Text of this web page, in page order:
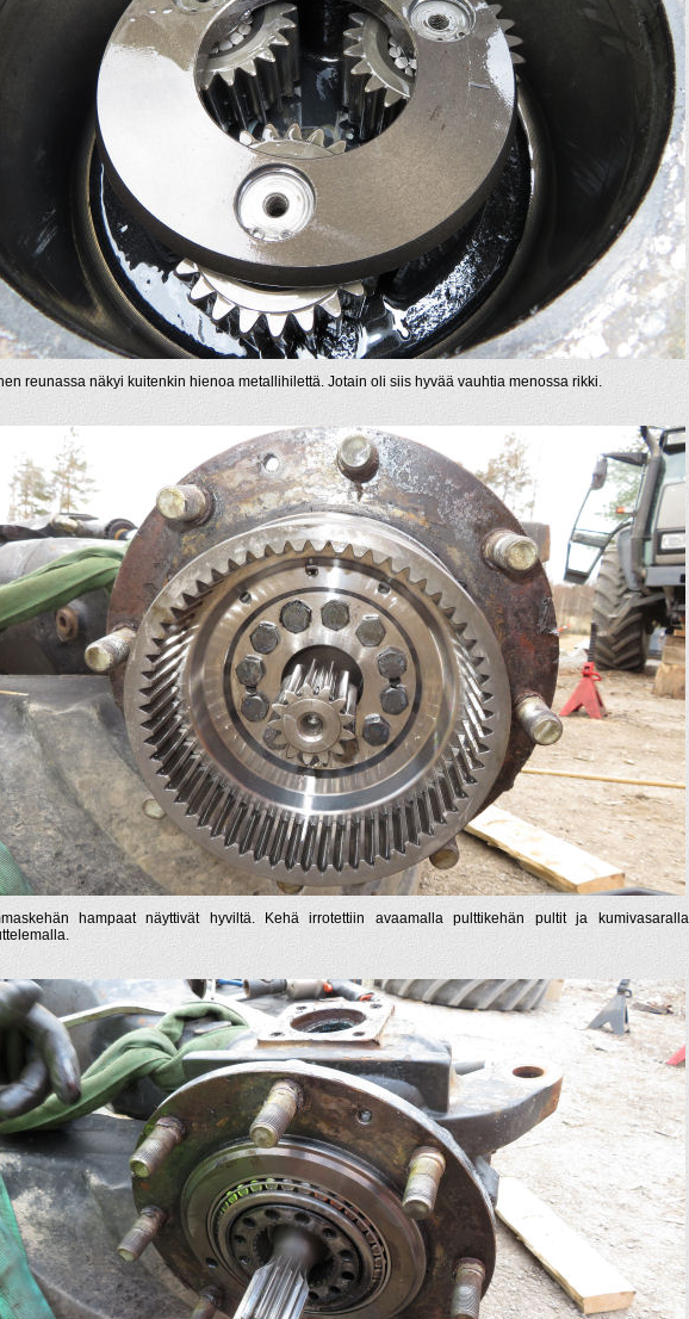
reunassa näkyi kuitenkin hienoa metallihilettä. Jotain oli siis hyvää vauhtia menossa rikki.
hampaat näyttivät hyviltä. Kehä irrotettiin avaamalla pulttikehän pultit ja kumivasaralla